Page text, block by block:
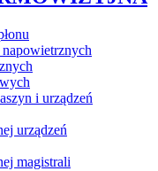
i urządzeń
urządzeń
magistrali